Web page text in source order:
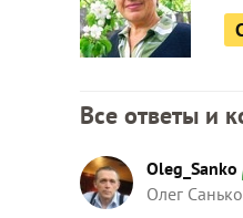
Все ответы и
Oleg_Sanko
Олег Санько